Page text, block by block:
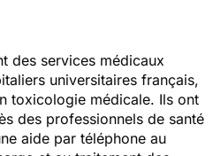
des services médicaux
universitaires français,
toxicologie médicale. Ils ont
des professionnels de santé
aide par téléphone au